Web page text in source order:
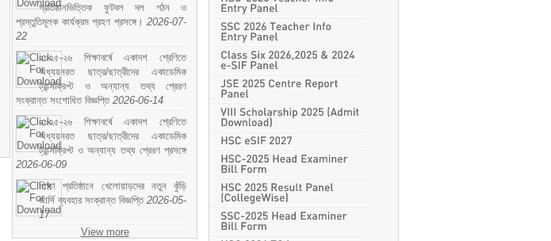
প্রতিষ্ঠানভিত্তিক ফুটবল দল গঠন ও
প্রস্তুতিমূলক কার্যক্রম গ্রহণ প্রসঙ্গে। 2026-07-
22
২০২৫-২৬ শিক্ষাবর্ষে একাদশ শ্রেণিতে
অধ্যয়নরত ছাত্র/ছাত্রীদের একাডেমিক
ট্রান্সক্রিপ্ট ও অন্যান্য তথ্য প্রেরণ
সংক্রান্ত সংশোধিত বিজ্ঞপ্তি 2026-06-14
২০২৫-২৬ শিক্ষাবর্ষে একাদশ শ্রেণিতে
অধ্যয়নরত ছাত্র/ছাত্রীদের একাডেমিক
ট্রান্সক্রিপ্ট ও অন্যান্য তথ্য প্রেরণ প্রসঙ্গে
2026-06-09
শিক্ষা প্রতিষ্ঠানে খেলোয়াড়দের নতুন কুঁড়ি
জার্সি ব্যবহার সংক্রান্ত বিজ্ঞপ্তি 2026-05-
17
View more